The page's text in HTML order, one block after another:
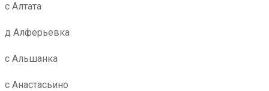
с Алтата
д Алферьевка
с Альшанка
с Анастасьино